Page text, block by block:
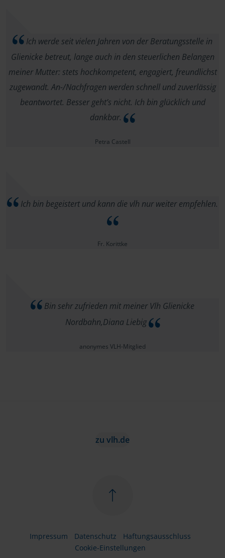
Ich werde seit vielen Jahren von der Beratungsstelle in
Glienicke betreut, lange auch in den steuerlichen Belangen
meiner Mutter: stets hochkompetent, engagiert, freundlichst
zugewandt. An-/Nachfragen werden schnell und zuverlässig
beantwortet. Besser geht’s nicht. Ich bin glücklich und
dankbar.
Petra Castell
Ich bin begeistert und kann die vlh nur weiter empfehlen.
Fr. Korittke
Bin sehr zufrieden mit meiner Vlh Glienicke
Nordbahn,Diana Liebig
anonymes VLH-Mitglied
zu vlh.de
Impressum Datenschutz
Haftungsausschluss
Cookie-Einstellungen